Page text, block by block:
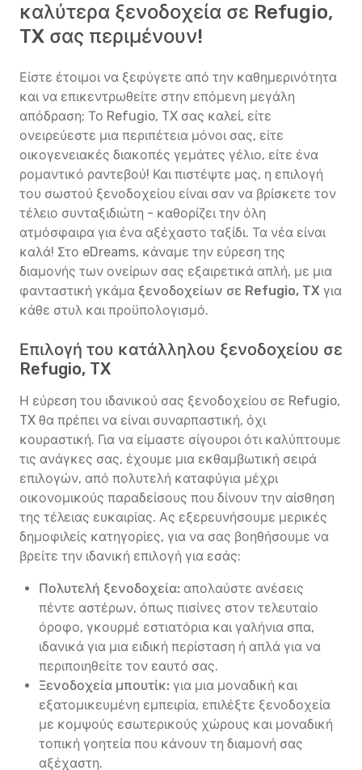
καλύτερα ξενοδοχεία σε Refugio,
TX σας περιμένουν!
Είστε έτοιμοι να ξεφύγετε από την καθημερινότητα
και να επικεντρωθείτε στην επόμενη μεγάλη
απόδραση; Το Refugio, TX σας καλεί, είτε
ονειρεύεστε μια περιπέτεια μόνοι σας, είτε
οικογενειακές διακοπές γεμάτες γέλιο, είτε ένα
ρομαντικό ραντεβού! Και πιστέψτε μας, η επιλογή
του σωστού ξενοδοχείου είναι σαν να βρίσκετε τον
τέλειο συνταξιδιώτη - καθορίζει την όλη
ατμόσφαιρα για ένα αξέχαστο ταξίδι. Τα νέα είναι
καλά! Στο eDreams, κάναμε την εύρεση της
διαμονής των ονείρων σας εξαιρετικά απλή, με μια
φανταστική γκάμα ξενοδοχείων σε Refugio, TX για
κάθε στυλ και προϋπολογισμό.
Επιλογή του κατάλληλου ξενοδοχείου σε
Refugio, TX
Η εύρεση του ιδανικού σας ξενοδοχείου σε Refugio,
TX θα πρέπει να είναι συναρπαστική, όχι
κουραστική. Για να είμαστε σίγουροι ότι καλύπτουμε
τις ανάγκες σας, έχουμε μια εκθαμβωτική σειρά
επιλογών, από πολυτελή καταφύγια μέχρι
οικονομικούς παραδείσους που δίνουν την αίσθηση
της τέλειας ευκαιρίας. Ας εξερευνήσουμε μερικές
δημοφιλείς κατηγορίες, για να σας βοηθήσουμε να
βρείτε την ιδανική επιλογή για εσάς:
Πολυτελή ξενοδοχεία: απολαύστε ανέσεις
πέντε αστέρων, όπως πισίνες στον τελευταίο
όροφο, γκουρμέ εστιατόρια και γαλήνια σπα,
ιδανικά για μια ειδική περίσταση ή απλά για να
περιποιηθείτε τον εαυτό σας.
Ξενοδοχεία μπουτίκ: για μια μοναδική και
εξατομικευμένη εμπειρία, επιλέξτε ξενοδοχεία
με κομψούς εσωτερικούς χώρους και μοναδική
τοπική γοητεία που κάνουν τη διαμονή σας
αξέχαστη.